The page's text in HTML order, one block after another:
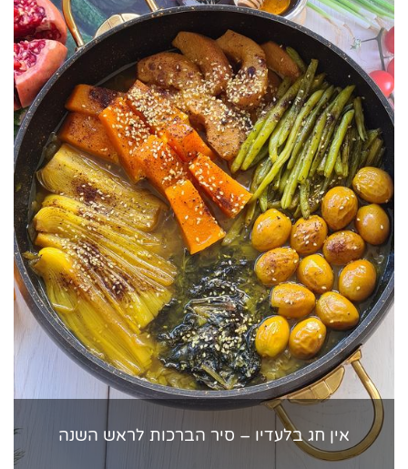
אין חג בלעדיו – סיר הברכות לראש השנה